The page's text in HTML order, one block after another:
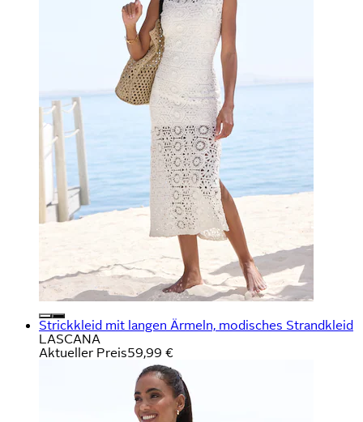
Strickkleid mit langen Ärmeln, modisches Strandkleid
LASCANA
Aktueller Preis59,99 €